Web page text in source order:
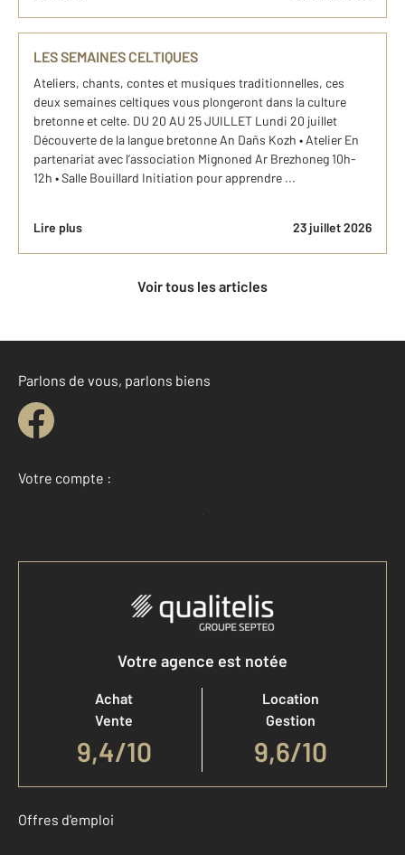
LES SEMAINES CELTIQUES
Ateliers, chants, contes et musiques traditionnelles, ces
deux semaines celtiques vous plongeront dans la culture
bretonne et celte. DU 20 AU 25 JUILLET Lundi 20 juillet
Découverte de la langue bretonne An Dañs Kozh • Atelier En
partenariat avec l’association Mignoned Ar Brezhoneg 10h-
12h • Salle Bouillard Initiation pour apprendre ...
Lire plus 23 juillet 2026
Voir tous les articles
Parlons de vous, parlons biens
Votre compte :
Accéder à mon compte
Votre agence est notée
Achat
Vente
9,4/10
Location
Gestion
9,6/10
Offres d'emploi